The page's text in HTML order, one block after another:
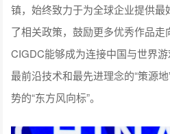
镇，始终致力于为全球企业提供
了相关政策，鼓励更多优秀作品
CIGDC能够成为连接中国与世界
最前沿技术和最先进理念的“策源
势的“东方风向标”。